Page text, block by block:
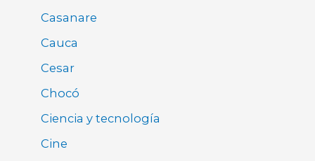
Casanare
Cauca
Cesar
Chocó
Ciencia y tecnología
Cine